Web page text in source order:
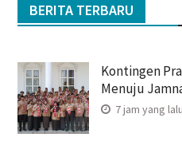
BERITA TERBARU
Kontingen
Menuju
7 jam yang lalu